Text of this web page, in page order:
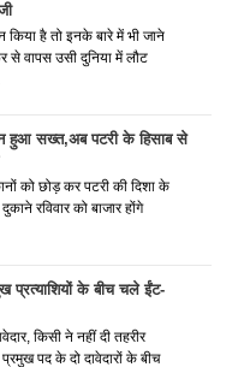
है तो इनके बारे में भी जाने
से वापस उसी दुनिया में लौट
हुआ सख्त,अब पटरी के हिसाब से
को छोड़ कर पटरी की दिशा के
रविवार को बाजार होंगे
के बीच चले ईंट-
किसी ने नहीं दी तहरीर
पद के दो दावेदारों के बीच